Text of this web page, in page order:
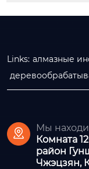
Links: алмазные

Мы
Комната
район
Чжэцзян,